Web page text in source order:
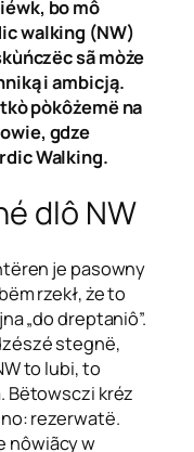
bo mô
walking (NW)
sã mòże
i ambicją.
pòkôżemë na
gdze
Walking.
dlô NW
je pasowny
rzekł, że to
„do dreptaniô”.
stegnë,
to lubi, to
Bëtowsczi kréz
rezerwatë.
nôwiãcy w